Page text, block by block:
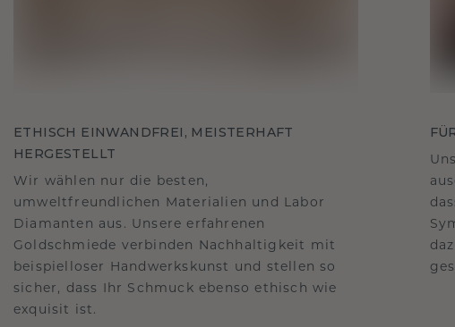
ETHISCH EINWANDFREI, MEISTERHAFT
HERGESTELLT
Wir wählen nur die besten,
umweltfreundlichen Materialien und Labor
Diamanten aus. Unsere erfahrenen
Goldschmiede verbinden Nachhaltigkeit mit
beispielloser Handwerkskunst und stellen so
sicher, dass Ihr Schmuck ebenso ethisch wie
exquisit ist.